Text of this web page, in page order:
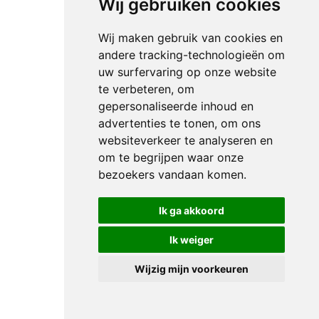
Wij gebruiken cookies
Wij maken gebruik van cookies en
andere tracking-technologieën om
uw surfervaring op onze website
te verbeteren, om
gepersonaliseerde inhoud en
advertenties te tonen, om ons
websiteverkeer te analyseren en
om te begrijpen waar onze
bezoekers vandaan komen.
Ik ga akkoord
Ik weiger
Wijzig mijn voorkeuren